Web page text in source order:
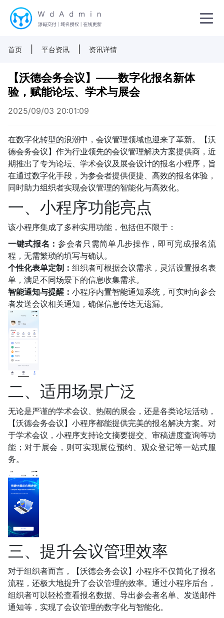
首页 平台资讯 资讯详情
【沃德会务会议】——数字化报名新体
验，赋能论坛、学术与展会
2025/09/03 20:01:09
在数字化转型的浪潮中，会议管理领域也迎来了革新。【沃
德会务会议】作为行业领先的会议管理解决方案提供商，近
期推出了专为论坛、学术会议及展会设计的报名小程序，旨
在通过数字化手段，为参会者提供便捷、高效的报名体验，
同时助力组织者实现会议管理的智能化与高效化。
一、小程序功能亮点
该小程序集成了多种实用功能，包括但不限于：
一键式报名： 参会者只需简单几步操作，即可完成报名流
程，无需繁琐的填写与确认。
个性化表单定制： 组织者可根据会议需求，灵活设置报名表
单，满足不同场景下的信息收集需求。
智能通知与提醒： 小程序内置智能通知系统，可实时向参会
者发送会议相关通知，确保信息传达无遗漏。
二、适用场景广泛
无论是严谨的学术会议、热闹的展会，还是各类论坛活动，
【沃德会务会议】小程序都能提供完美的报名解决方案。对
于学术会议，小程序支持论文摘要提交、审稿进度查询等功
能；对于展会，则可实现展位预约、观众登记等一站式服
务。
三、提升会议管理效率
对于组织者而言，【沃德会务会议】小程序不仅简化了报名
流程，还极大地提升了会议管理的效率。通过小程序后台，
组织者可以轻松查看报名数据、导出参会者名单、发送邮件
通知等，实现了会议管理的数字化与智能化。